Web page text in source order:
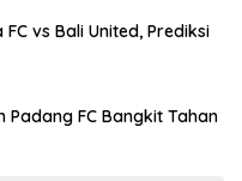
vs Bali United, Prediksi
Padang FC Bangkit Tahan